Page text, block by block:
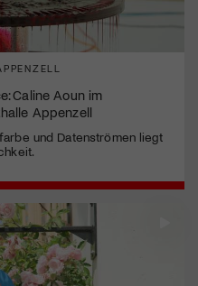
Caline Aoun im
Appenzell
und Datenströmen liegt